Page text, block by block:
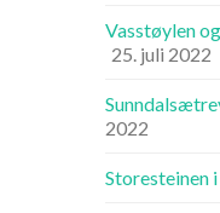
Vasstøylen
25. juli 2022
2022
Storesteinen